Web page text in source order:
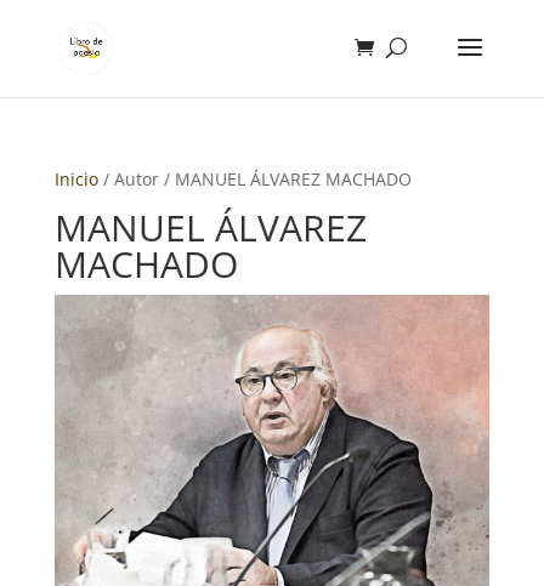
Inicio/ Autor / MANUEL ÁLVAREZ MACHADO
MANUEL ÁLVAREZ
MACHADO